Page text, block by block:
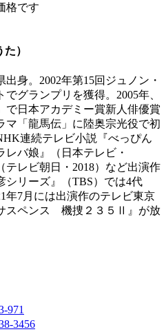
格です
）
身。2002年第15回ジュノン・
グランプリを獲得。2005年、
で日本アカデミー賞新人俳優賞
マ「龍馬伝」に陸奥宗光役で初
連続テレビ小説『べっぴん
バ娘』（日本テレビ・
テレビ朝日・2018）など出演作
シリーズ』（TBS）では4代
年7月には出演作のテレビ東京
スペンス 機捜２３５Ⅱ』が放
971
3456